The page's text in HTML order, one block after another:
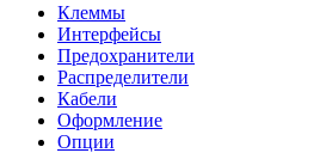
Клеммы
Интерфейсы
Предохранители
Распределители
Кабели
Оформление
Опции